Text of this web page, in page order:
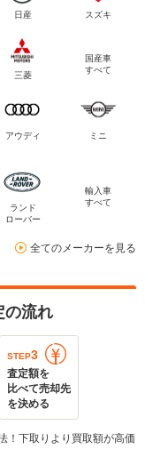
日産 スズキ
三菱
国産車
すべて
アウディ ミニ
ランド
ローバー
輸入車
すべて
全てのメーカーを見る
の流れ
STEP3
査定額を
比べて売却先
を決める
！下取りより買取額が高価